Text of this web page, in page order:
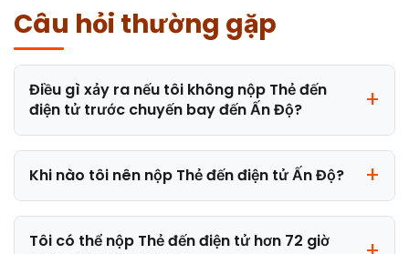
Câu hỏi thường gặp
Điều gì xảy ra nếu tôi không nộp Thẻ đến
điện tử trước chuyến bay đến Ấn Độ?
Khi nào tôi nên nộp Thẻ đến điện tử Ấn Độ?
Tôi có thể nộp Thẻ đến điện tử hơn 72 giờ